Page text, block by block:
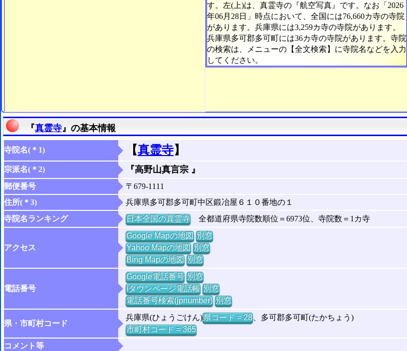
す。左(上)は、真霊寺の『航空写真』です。なお「2026
年06月28日」時点において、全国には76,660カ寺の寺院
があります。兵庫県には3,259カ寺の寺院があります。
兵庫県多可郡多可町には36カ寺の寺院があります。寺院
の検索は、メニューの【全文検索】に寺院名などを入力
してください。
『真霊寺』の基本情報
寺院名(＊1) 【真霊寺】
宗派名(＊2) 『高野山真言宗 』
郵便番号
〒679-1111
住所(＊3)
兵庫県多可郡多可町中区鍛冶屋６１０番地の１
寺院名ランキング
日本全国の真霊寺全都道府県寺院数順位＝6973位、寺院数＝1カ寺
アクセス
Google Mapの地図 別窓
Yahoo Mapの地図 別窓
Bing Mapの地図 別窓
電話番号
Google電話番号 別窓
iタウンページ電話帳 別窓
電話番号検索(jpnumber) 別窓
県・市町村コード
兵庫県(ひょうごけん)県コード = 28、多可郡多可町(たかちょう)
市町村コード = 365
コメント等